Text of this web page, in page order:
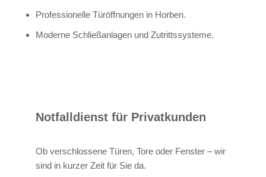
Professionelle Türöffnungen in Horben.
Moderne Schließanlagen und Zutrittssysteme.
Notfalldienst für Privatkunden
Ob verschlossene Türen, Tore oder Fenster – wir
sind in kurzer Zeit für Sie da.